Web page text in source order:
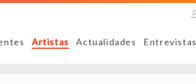
Artistas Actualidades Entrevistas